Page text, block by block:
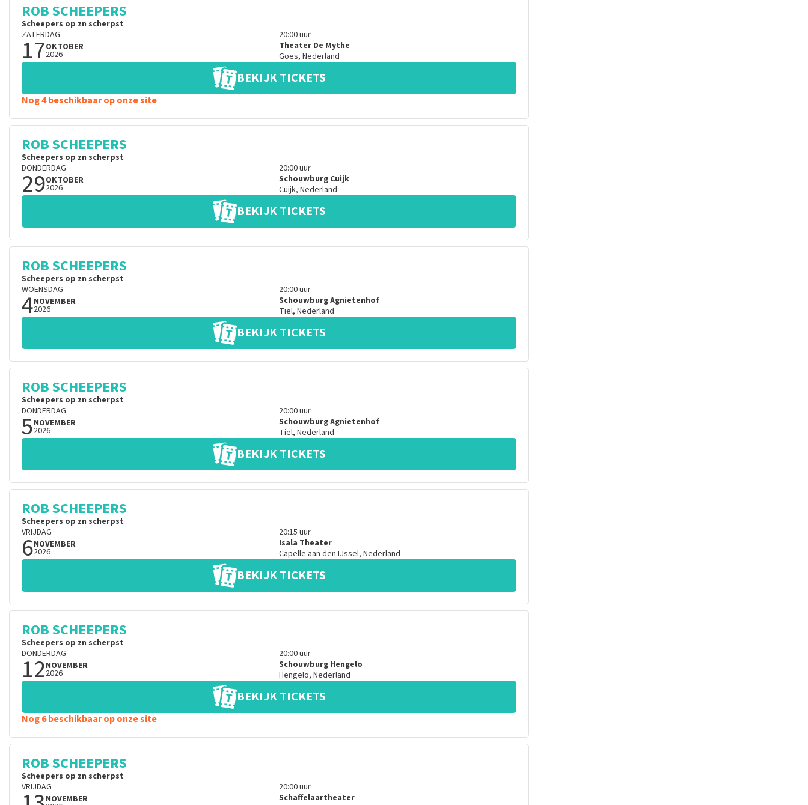
ROB SCHEEPERS
Scheepers op zn scherpst
ZATERDAG
17OKTOBER
2026
20:00uur
Theater De Mythe
Goes, Nederland
BEKIJK TICKETS
Nog 4 beschikbaar op onze site
ROB SCHEEPERS
Scheepers op zn scherpst
DONDERDAG
29OKTOBER
2026
20:00uur
Schouwburg Cuijk
Cuijk, Nederland
BEKIJK TICKETS
ROB SCHEEPERS
Scheepers op zn scherpst
WOENSDAG
4NOVEMBER
2026
20:00uur
Schouwburg Agnietenhof
Tiel, Nederland
BEKIJK TICKETS
ROB SCHEEPERS
Scheepers op zn scherpst
DONDERDAG
5NOVEMBER
2026
20:00uur
Schouwburg Agnietenhof
Tiel, Nederland
BEKIJK TICKETS
ROB SCHEEPERS
Scheepers op zn scherpst
VRIJDAG
6NOVEMBER
2026
20:15 uur
Isala Theater
Capelle aan den IJssel, Nederland
BEKIJK TICKETS
ROB SCHEEPERS
Scheepers op zn scherpst
DONDERDAG
12NOVEMBER
2026
20:00uur
Schouwburg Hengelo
Hengelo, Nederland
BEKIJK TICKETS
Nog 6 beschikbaar op onze site
ROB SCHEEPERS
Scheepers op zn scherpst
VRIJDAG
NOVEMBER
20:00uur
Schaffelaartheater